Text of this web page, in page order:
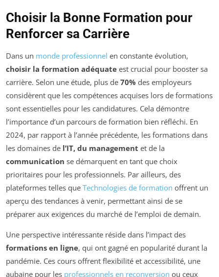
Choisir la Bonne Formation pour
Renforcer sa Carrière
Dans un monde professionnel en constante évolution,
choisir la formation adéquate est crucial pour booster sa
carrière. Selon une étude, plus de 70% des employeurs
considèrent que les compétences acquises lors de formations
sont essentielles pour les candidatures. Cela démontre
l’importance d’un parcours de formation bien réfléchi. En
2024, par rapport à l’année précédente, les formations dans
les domaines de l’IT, du management et de la
communication se démarquent en tant que choix
prioritaires pour les professionnels. Par ailleurs, des
plateformes telles que Technologies de formation offrent un
aperçu des tendances à venir, permettant ainsi de se
préparer aux exigences du marché de l’emploi de demain.
Une perspective intéressante réside dans l’impact des
formations en ligne, qui ont gagné en popularité durant la
pandémie. Ces cours offrent flexibilité et accessibilité, une
aubaine pour les professionnels en reconversion ou ceux